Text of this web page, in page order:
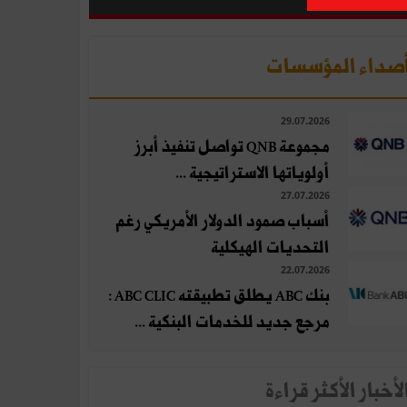
المؤسسات
29.07.2026
مجموعة QNB تواصل تنفيذ أبرز
أولوياتها الاستراتيجية ...
27.07.2026
أسباب صمود الدولار الأمريكي رغم
التحديات الهيكلية
22.07.2026
بنك ABC يطلق تطبيقته ABC CLIC :
مرجع جديد للخدمات البنكية ...
الأكثر قراءة